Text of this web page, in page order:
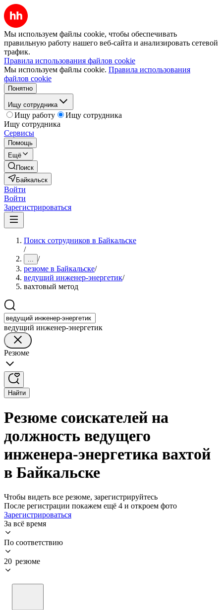
Мы используем файлы cookie, чтобы обеспечивать
правильную работу нашего веб-сайта и анализировать сетевой
трафик.
Правила использования файлов cookie
Мы используем файлы cookie. Правила использования
файлов cookie
Понятно
Ищу сотрудника
Ищу работу
Ищу сотрудника
Ищу сотрудника
Сервисы
Помощь
Ещё
Поиск
Байкальск
Войти
Войти
Зарегистрироваться
Поиск сотрудников в Байкальске
/
... /
резюме в Байкальске/
ведущий инженер-энергетик/
вахтовый метод
ведущий инженер-энергетик
Резюме
Найти
Резюме соискателей на
должность ведущего
инженера-энергетика вахтой
в Байкальске
Чтобы видеть все резюме, зарегистрируйтесь
После регистрации покажем ещё 4 и откроем фото
Зарегистрироваться
За всё время
По соответствию
20 резюме